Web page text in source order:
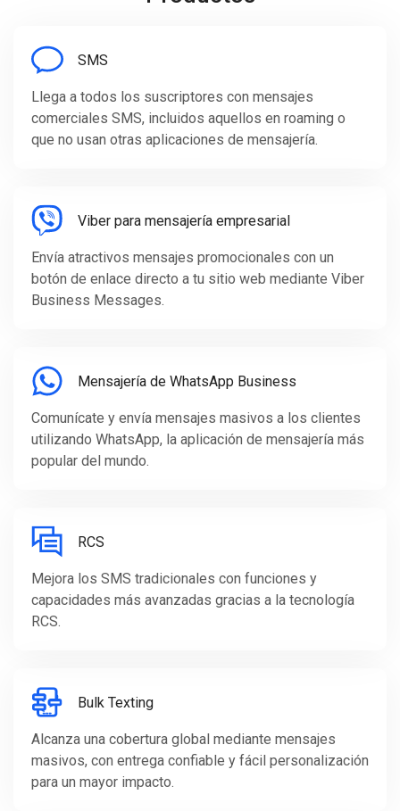
SMS
Llega a todos los suscriptores con mensajes
comerciales SMS, incluidos aquellos en roaming o
que no usan otras aplicaciones de mensajería.
Viber para mensajería empresarial
Envía atractivos mensajes promocionales con un
botón de enlace directo a tu sitio web mediante Viber
Business Messages.
Mensajería de WhatsApp Business
Comunícate y envía mensajes masivos a los clientes
utilizando WhatsApp, la aplicación de mensajería más
popular del mundo.
RCS
Mejora los SMS tradicionales con funciones y
capacidades más avanzadas gracias a la tecnología
RCS.
Bulk Texting
Alcanza una cobertura global mediante mensajes
masivos, con entrega confiable y fácil personalización
para un mayor impacto.